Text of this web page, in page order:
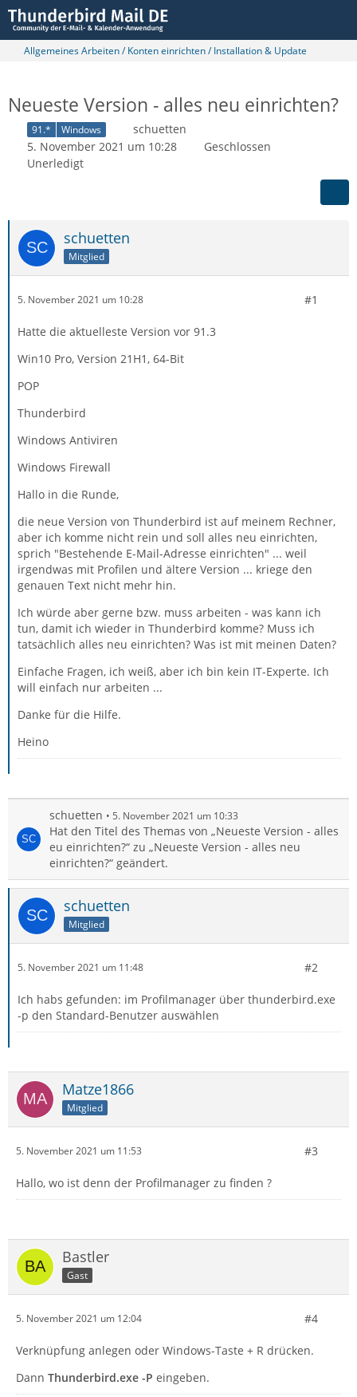
Allgemeines Arbeiten / Konten einrichten / Installation & Update
Neueste Version - alles neu einrichten?
91.* Windows
schuetten
5. November 2021 um 10:28
Geschlossen
Unerledigt
schuetten
Mitglied
5. November 2021 um 10:28 #1
Hatte die aktuelleste Version vor 91.3
Win10 Pro, Version 21H1, 64-Bit
POP
Thunderbird
Windows Antiviren
Windows Firewall
Hallo in die Runde,
die neue Version von Thunderbird ist auf meinem Rechner,
aber ich komme nicht rein und soll alles neu einrichten,
sprich "Bestehende E-Mail-Adresse einrichten" ... weil
irgendwas mit Profilen und ältere Version ... kriege den
genauen Text nicht mehr hin.
Ich würde aber gerne bzw. muss arbeiten - was kann ich
tun, damit ich wieder in Thunderbird komme? Muss ich
tatsächlich alles neu einrichten? Was ist mit meinen Daten?
Einfache Fragen, ich weiß, aber ich bin kein IT-Experte. Ich
will einfach nur arbeiten ...
Danke für die Hilfe.
Heino
schuetten 5. November 2021 um 10:33
Hat den Titel des Themas von „Neueste Version - alles
eu einrichten?“ zu „Neueste Version - alles neu
einrichten?“ geändert.
schuetten
Mitglied
5. November 2021 um 11:48 #2
Ich habs gefunden: im Profilmanager über thunderbird.exe
-p den Standard-Benutzer auswählen
Matze1866
Mitglied
5. November 2021 um 11:53 #3
Hallo, wo ist denn der Profilmanager zu finden ?
Bastler
Gast
5. November 2021 um 12:04 #4
Verknüpfung anlegen oder Windows-Taste + R drücken.
Dann Thunderbird.exe -P eingeben.